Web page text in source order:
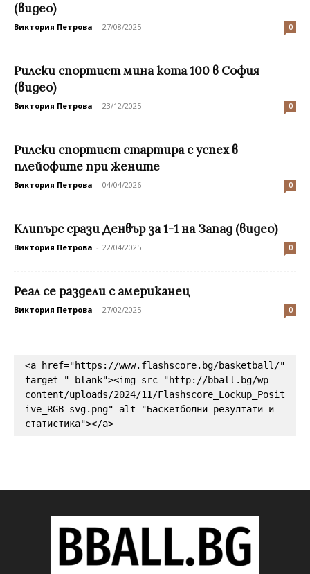
(видео)
Виктория Петрова - 27/08/2025 0
Рилски спортист мина кота 100 в София
(видео)
Виктория Петрова - 23/12/2025 0
Рилски спортист стартира с успех в
плейофите при жените
Виктория Петрова - 04/04/2026 0
Клипърс срази Денвър за 1-1 на Запад (видео)
Виктория Петрова - 22/04/2025 0
Реал се раздели с американец
Виктория Петрова - 27/02/2025 0
<a href="https://www.flashscore.bg/basketball/"
target="_blank"><img src="http://bball.bg/wp-
content/uploads/2024/11/Flashscore_Lockup_Posit
ive_RGB-svg.png" alt="Баскетболни резултати и
статистика"></a>